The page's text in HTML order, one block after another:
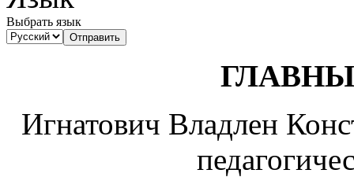
Выбрать язык
Игнатович Владлен